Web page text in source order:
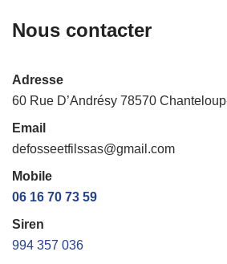
Nous contacter
Adresse
60 Rue D’Andrésy 78570
Email
defosseetfilssas@gmail.com
Mobile
06 16 70 73 59
Siren
994 357 036